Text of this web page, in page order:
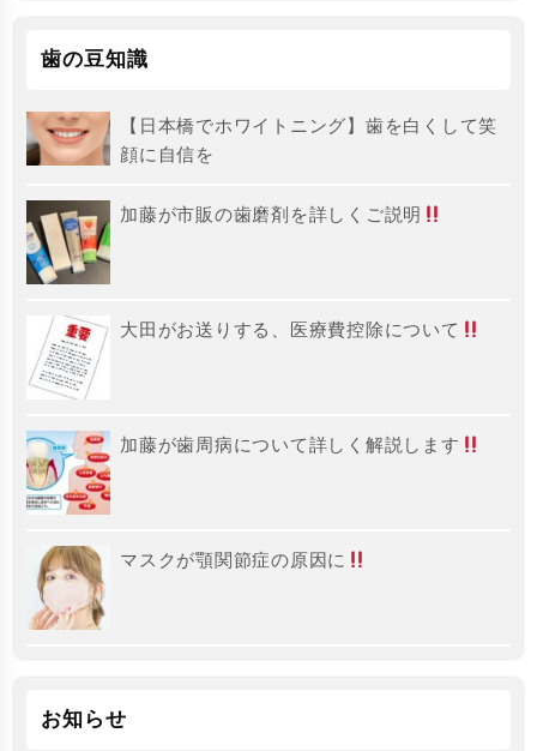
歯の豆知識
【日本橋でホワイトニング】歯を白くして笑
顔に自信を
加藤が市販の歯磨剤を詳しくご説明
大田がお送りする、医療費控除について
加藤が歯周病について詳しく解説します
マスクが顎関節症の原因に
お知らせ